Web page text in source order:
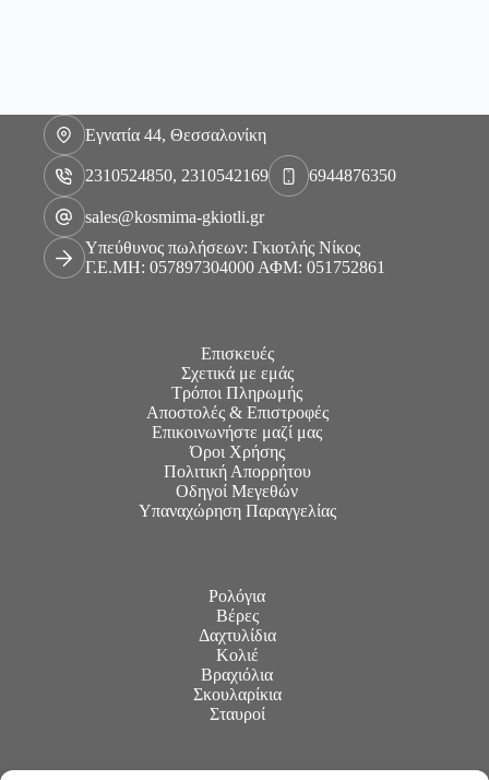
Εγνατία 44, Θεσσαλονίκη
2310524850, 2310542169 6944876350
sales@kosmima-gkiotli.gr
Υπεύθυνος πωλήσεων: Γκιοτλής Νίκος
Γ.Ε.ΜΗ: 057897304000 ΑΦΜ: 051752861
Επισκευές
Σχετικά με εμάς
Τρόποι Πληρωμής
Αποστολές & Επιστροφές
Επικοινωνήστε μαζί μας
Όροι Χρήσης
Πολιτική Απορρήτου
Οδηγοί Μεγεθών
Υπαναχώρηση Παραγγελίας
Ρολόγια
Βέρες
Δαχτυλίδια
Κολιέ
Βραχιόλια
Σκουλαρίκια
Σταυροί